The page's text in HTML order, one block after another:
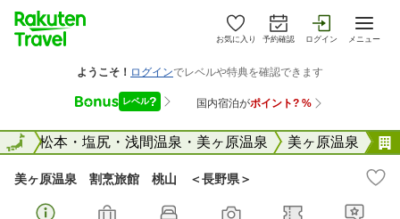
お気に入り 予約確認 ログイン メニュー
県 松本・塩尻・浅間温泉・美ヶ原温泉 美ヶ原温泉
全国
美ヶ原温泉 割烹旅館 桃山 ＜長野県＞